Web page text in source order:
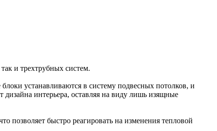
и трехтрубных систем.
устанавливаются в систему подвесных потолков, и
интерьера, оставляя на виду лишь изящные
быстро реагировать на изменения тепловой